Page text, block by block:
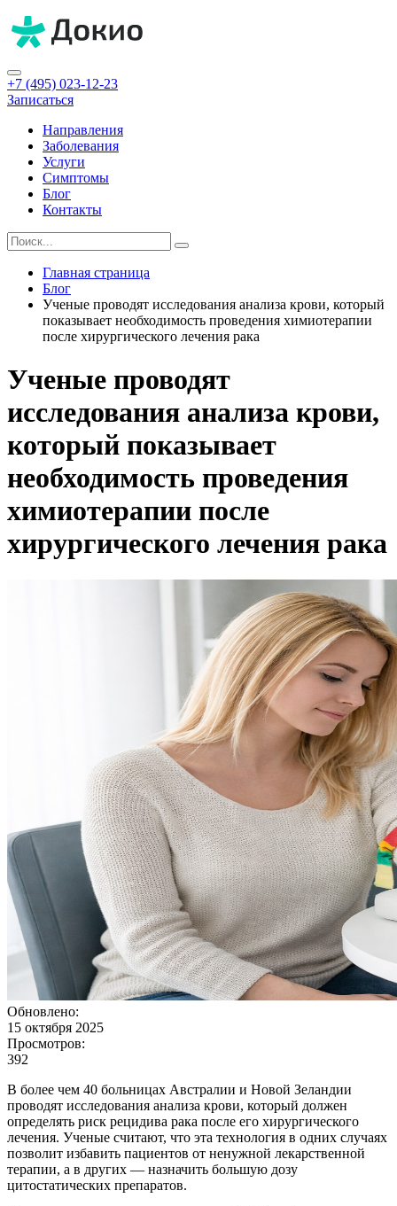
+7 (495) 023-12-23
Записаться
Направления
Заболевания
Услуги
Симптомы
Блог
Контакты
Главная страница
Блог
Ученые проводят исследования анализа крови, который
показывает необходимость проведения химиотерапии
после хирургического лечения рака
Ученые проводят
исследования анализа крови,
который показывает
необходимость проведения
химиотерапии после
хирургического лечения рака
Обновлено:
15 октября 2025
Просмотров:
392
В более чем 40 больницах Австралии и Новой Зеландии
проводят исследования анализа крови, который должен
определять риск рецидива рака после его хирургического
лечения. Ученые считают, что эта технология в одних случаях
позволит избавить пациентов от ненужной лекарственной
терапии, а в других — назначить большую дозу
цитостатических препаратов.